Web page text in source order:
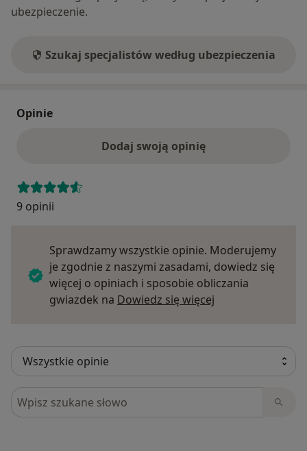
ubezpieczenie.
Szukaj specjalistów według ubezpieczenia
Opinie
Dodaj swoją opinię
9 opinii
Sprawdzamy wszystkie opinie. Moderujemy
je zgodnie z naszymi zasadami, dowiedz się
więcej o opiniach i sposobie obliczania
gwiazdek na Dowiedz się więcej
Szukaj w opiniach